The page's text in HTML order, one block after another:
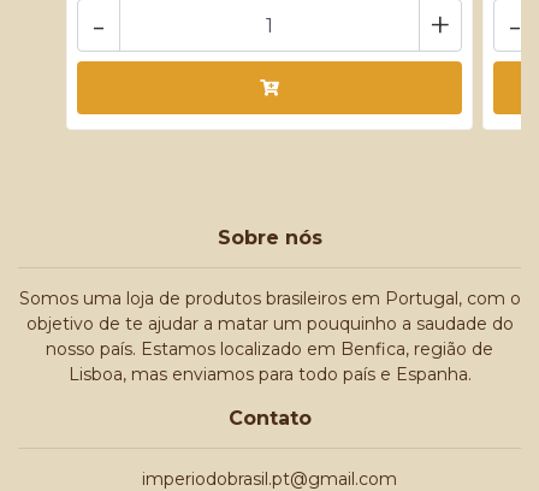
+
- -
Sobre nós
Somos uma loja de produtos brasileiros em Portugal, com o
objetivo de te ajudar a matar um pouquinho a saudade do
nosso país. Estamos localizado em Benfica, região de
Lisboa, mas enviamos para todo país e Espanha.
Contato
imperiodobrasil.pt@gmail.com